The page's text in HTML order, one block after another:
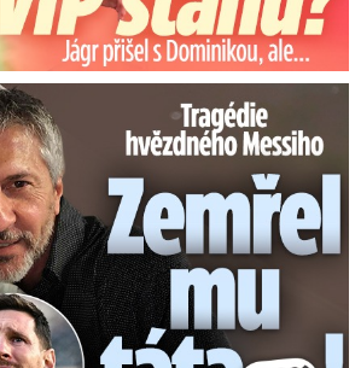
Messiho: Zemřel mu táta (†68)!